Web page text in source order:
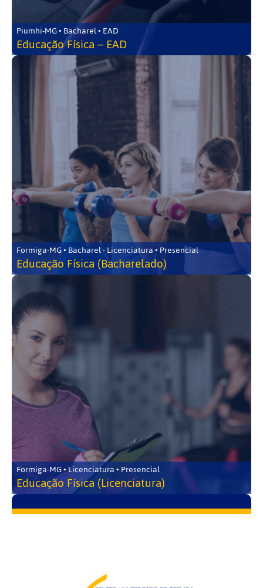
Piumhi-MG • Bacharel • EAD
Educação Física – EAD
Formiga-MG • Bacharel - Licenciatura • Presencial
Educação Física (Bacharelado)
Formiga-MG • Licenciatura • Presencial
Educação Física (Licenciatura)